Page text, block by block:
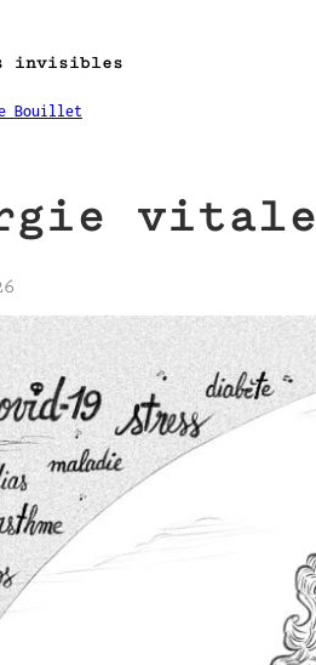
invisibles
Bouillet
vitale